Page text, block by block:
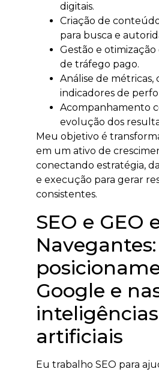
digitais.
Criação de
para busca e
Gestão e
de tráfego pago.
Análise de métricas,
indicadores de
Acompanhamento
evolução dos
Meu objetivo é
em um ativo de
conectando estratégia,
e execução para gerar
consistentes.
SEO e GEO
Navegantes:
Google e
inteligências
artificiais
Eu trabalho SEO para